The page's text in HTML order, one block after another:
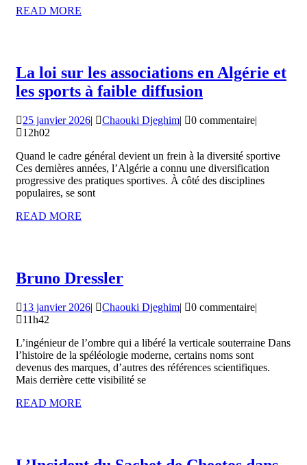
READ MORE
La loi sur les associations en Algérie et
les sports à faible diffusion
sur
associations
en
diffusion
25 janvier 202625
| Chaouki DjeghimChaouki
| 0 commentaire|
12h02
Quand le cadre général devient un frein à la diversité sportive
Ces dernières années, l’Algérie a connu une diversification
progressive des pratiques sportives. À côté des disciplines
populaires, se sont
READ MORE
Bruno DresslerBruno
13 janvier 202613
| Chaouki DjeghimChaouki
| 0 commentaire|
11h42
L’ingénieur de l’ombre qui a libéré la verticale souterraine Dans
l’histoire de la spéléologie moderne, certains noms sont
devenus des marques, d’autres des références scientifiques.
Mais derrière cette visibilité se
READ MORE